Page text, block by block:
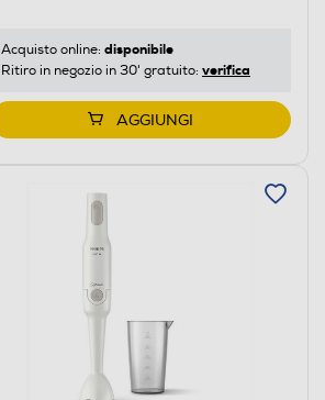
Acquisto online: disponibile
Ritiro in negozio in 30' gratuito: verifica
AGGIUNGI